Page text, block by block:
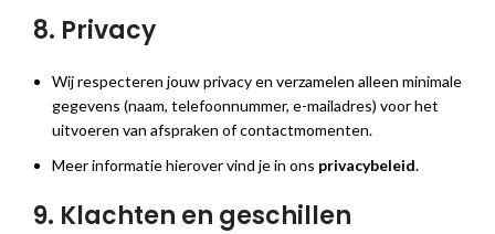
8. Privacy
Wij respecteren jouw privacy en verzamelen alleen minimale
gegevens (naam, telefoonnummer, e-mailadres) voor het
uitvoeren van afspraken of contactmomenten.
Meer informatie hierover vind je in ons privacybeleid.
9. Klachten en geschillen